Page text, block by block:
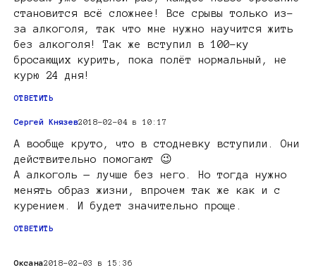
становится всё сложнее! Все срывы только из-
за алкоголя, так что мне нужно научится жить
без алкоголя! Так же вступил в 100-ку
бросающих курить, пока полёт нормальный, не
курю 24 дня!
ОТВЕТИТЬ
Сергей Князев2018-02-04 в 10:17
А вообще круто, что в стодневку вступили. Они
действительно помогают 😉
А алкоголь — лучше без него. Но тогда нужно
менять образ жизни, впрочем так же как и с
курением. И будет значительно проще.
ОТВЕТИТЬ
Оксана2018-02-03 в 15:36